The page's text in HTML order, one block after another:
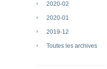
2020-02
2020-01
2019-12
Toutes les archives